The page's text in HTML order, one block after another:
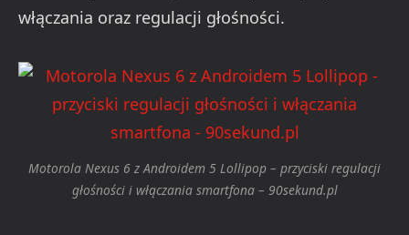
włączania oraz regulacji głośności.
Motorola Nexus 6 z Androidem 5 Lollipop – przyciski regulacji
głośności i włączania smartfona – 90sekund.pl